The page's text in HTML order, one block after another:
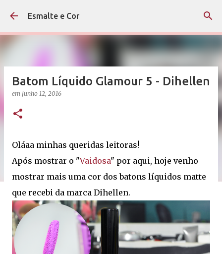
Pular para o conteúdo principal
Esmalte e Cor
Batom Líquido Glamour 5 - Dihellen
em junho 12, 2016
Oláaa minhas queridas leitoras!
Após mostrar o "Vaidosa" por aqui, hoje venho
mostrar mais uma cor dos batons líquidos matte
que recebi da marca Dihellen.